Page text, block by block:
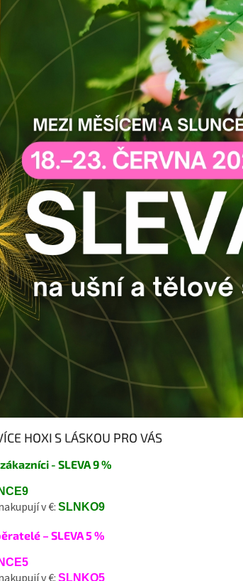
HOXI S LÁSKOU PRO VÁS
- SLEVA 9 %
v €: SLNKO9
– SLEVA 5 %
SLNKO5